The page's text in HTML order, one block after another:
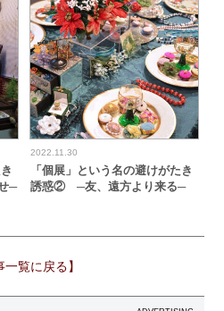
─
2022.11.30
「個展」という名の避けがたき
誘惑② ─友、遠方より来る─
一覧に戻る】